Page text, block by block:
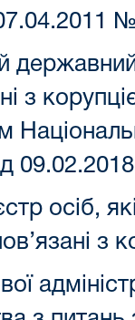
державний
з
осіб,
з